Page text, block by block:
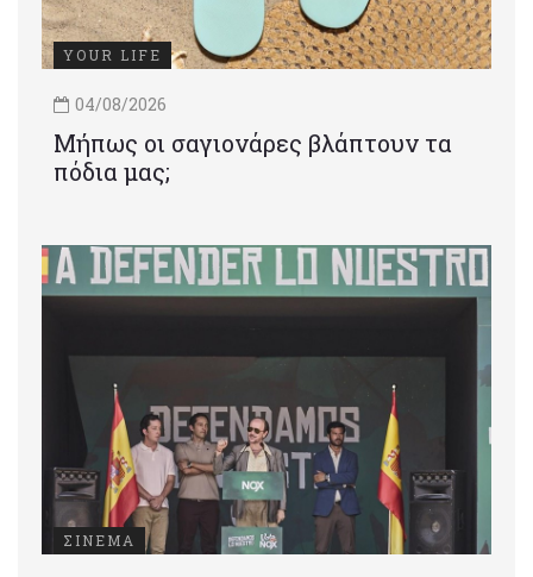
YOUR LIFE
04/08/2026
Μήπως οι σαγιονάρες βλάπτουν τα
πόδια μας;
ΣΙΝΕΜΑ